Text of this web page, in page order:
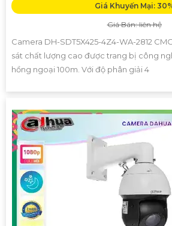
Giá Khuyến Mại:
Giá Bán: liên hệ
Camera DH-SDT5X425-4Z4-WA-2812
sát chất lượng cao được trang bị công
hồng ngoại 100m. Với độ phân giải 4